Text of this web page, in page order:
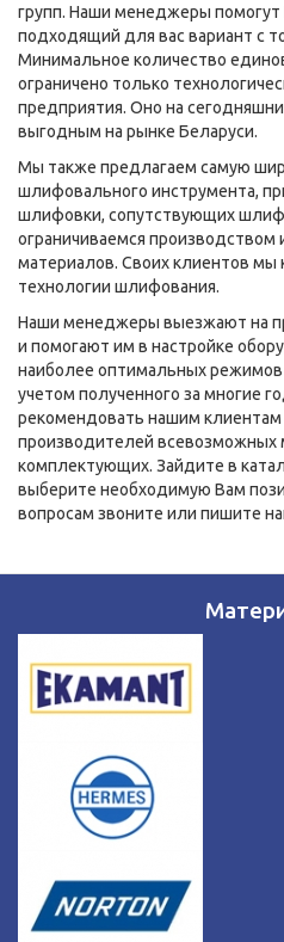
групп. Наши менеджеры
подходящий для вас вариант с
Минимальное количество
ограничено только
предприятия. Оно на
выгодным на рынке Беларуси.
Мы также предлагаем самую
шлифовального инструмента,
шлифовки, сопутствующих
ограничиваемся
материалов. Своих клиентов мы
технологии шлифования.
Наши менеджеры выезжают на
и помогают им в настройке
наиболее оптимальных режимов
учетом полученного за многие
рекомендовать нашим
производителей всевозможных
комплектующих. Зайдите в
выберите необходимую Вам
вопросам звоните или пишите